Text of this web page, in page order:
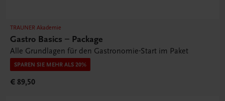
TRAUNER Akademie
Gastro Basics – Package
Alle Grundlagen für den Gastronomie-Start im Paket
SPAREN SIE MEHR ALS 20%
€ 89,50